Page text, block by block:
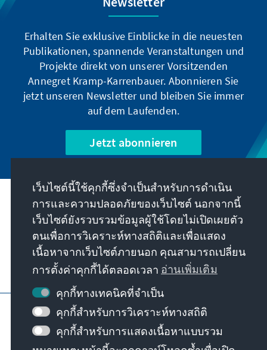
Erhalten Sie exklusive Einblicke in die neuesten
Publikationen, spannende Veranstaltungen und
Projekte direkt von unserer Vorsitzenden
Annegret Kramp-Karrenbauer. Abonnieren Sie
jetzt unseren Newsletter und bleiben Sie immer
auf dem Laufenden.
Jetzt abonnieren
พันธกิจของเรา
ติดต่อ
ข้อเสนออื่นๆ จากมูลนิธิ
ข้อมูลเว็บไซต์
การป้องกันข้อมูล
เงื่อนไขการใช้งาน
Erklärung zur Barrierefreiheit
Barriere melden
เว็บไซต์นี้ใช้คุกกี้ซึ่งจำเป็นสำหรับการดำเนิน
การและความปลอดภัยของเว็บไซต์ นอกจากนี้
เว็บไซต์ยังรวบรวมข้อมูลผู้ใช้โดยไม่เปิดเผยตัว
ตนเพื่อการวิเคราะห์ทางสถิติและเพื่อแสดง
เนื้อหาจากเว็บไซต์ภายนอก คุณสามารถเปลี่ยน
การตั้งค่าคุกกี้ได้ตลอดเวลา อ่านเพิ่มเติม
คุกกี้ทางเทคนิคที่จำเป็น
คุกกี้สำหรับการวิเคราะห์ทางสถิติ
คุกกี้สำหรับการแสดงเนื้อหาแบบรวม